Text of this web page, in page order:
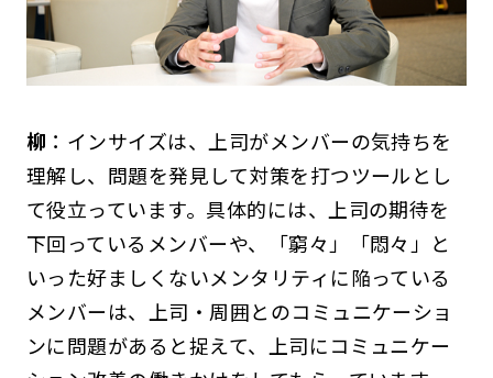
柳 ：インサイズは、上司がメンバーの気持ちを
理解し、問題を発見して対策を打つツールとし
て役立っています。具体的には、上司の期待を
下回っているメンバーや、「窮々」「悶々」と
いった好ましくないメンタリティに陥っている
メンバーは、上司・周囲とのコミュニケーショ
ンに問題があると捉えて、上司にコミュニケー